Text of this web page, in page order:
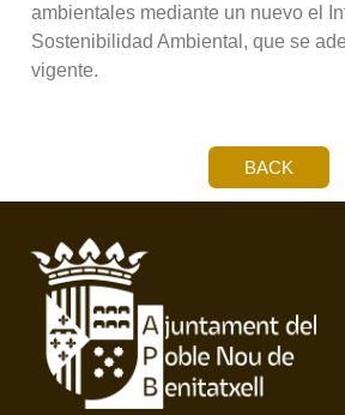
ambientales mediante un nuevo el
Sostenibilidad Ambiental, que se
vigente.
BACK